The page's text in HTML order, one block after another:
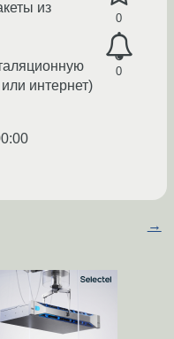
0
0
из
или интернет)
→